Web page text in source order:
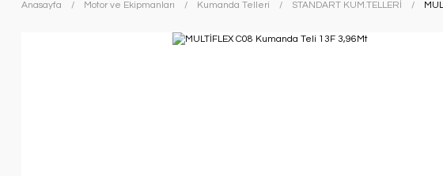
Anasayfa Motor ve Ekipmanları Kumanda Telleri STANDART KUM.TELLERİ